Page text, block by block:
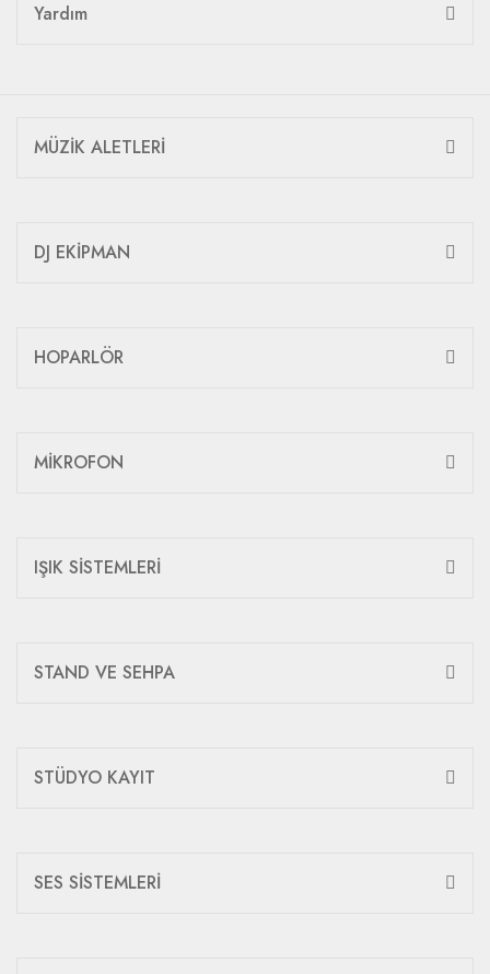
Yardım
MÜZİK ALETLERİ
DJ EKİPMAN
HOPARLÖR
MİKROFON
IŞIK SİSTEMLERİ
STAND VE SEHPA
STÜDYO KAYIT
SES SİSTEMLERİ